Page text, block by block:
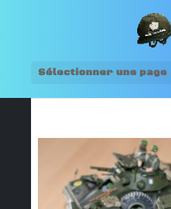
Sélectionner une page